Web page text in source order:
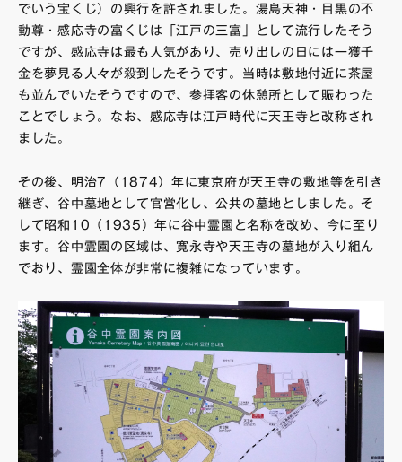
でいう宝くじ）の興行を許されました。湯島天神・目黒の不
動尊・感応寺の富くじは「江戸の三富」として流行したそう
ですが、感応寺は最も人気があり、売り出しの日には一獲千
金を夢見る人々が殺到したそうです。当時は敷地付近に茶屋
も並んでいたそうですので、参拝客の休憩所として賑わった
ことでしょう。なお、感応寺は江戸時代に天王寺と改称され
ました。
その後、明治7（1874）年に東京府が天王寺の敷地等を引き
継ぎ、谷中墓地として官営化し、公共の墓地としました。そ
して昭和10（1935）年に谷中霊園と名称を改め、今に至り
ます。谷中霊園の区域は、寛永寺や天王寺の墓地が入り組ん
でおり、霊園全体が非常に複雑になっています。